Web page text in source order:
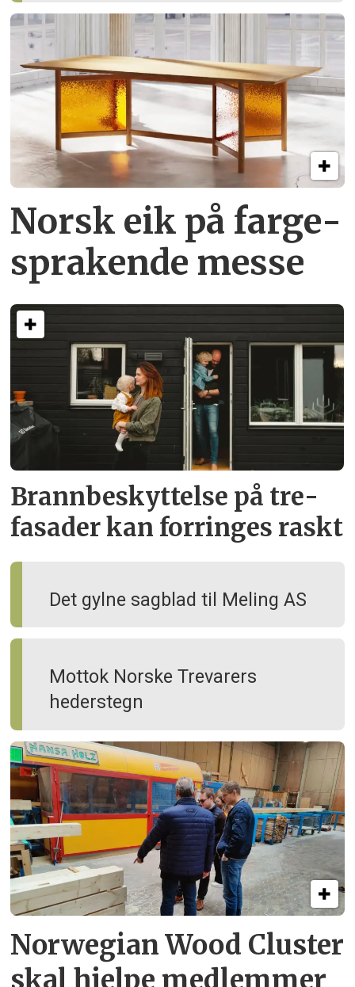
Norsk eik på farge­
sprakende messe
Brann­beskyttelse på tre­
fasader kan forringes raskt
Det gylne sagblad til Meling AS
Mottok Norske Trevarers
hederstegn
Norwegian Wood Cluster
skal hjelpe medlemmer